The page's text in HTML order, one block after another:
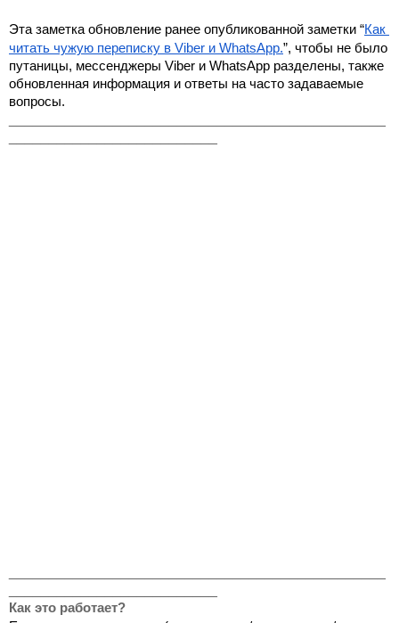
Эта заметка обновление ранее опубликованной заметки “Как
читать чужую переписку в Viber и WhatsApp.”, чтобы не было
путаницы, мессенджеры Viber и WhatsApp разделены, также
обновленная информация и ответы на часто задаваемые
вопросы.
Как это работает?